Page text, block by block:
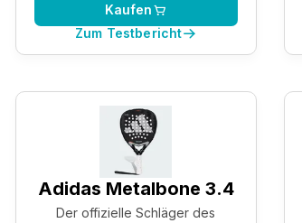
Kaufen
Zum Testbericht
Adidas Metalbone 3.4
Der offizielle Schläger des